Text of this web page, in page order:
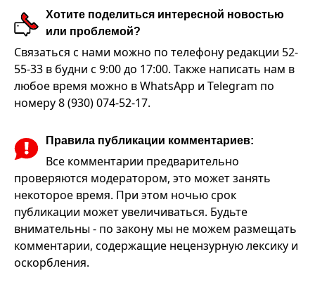
Хотите поделиться интересной новостью
или проблемой?
Связаться с нами можно по телефону редакции 52-
55-33 в будни с 9:00 до 17:00. Также написать нам в
любое время можно в WhatsApp и Telegram по
номеру 8 (930) 074-52-17.
Правила публикации комментариев:
Все комментарии предварительно
проверяются модератором, это может занять
некоторое время. При этом ночью срок
публикации может увеличиваться. Будьте
внимательны - по закону мы не можем размещать
комментарии, содержащие нецензурную лексику и
оскорбления.